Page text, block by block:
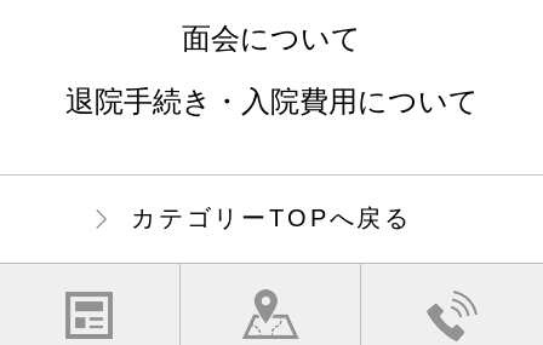
面会について
退院手続き・入院費用について
カテゴリーTOPへ戻る